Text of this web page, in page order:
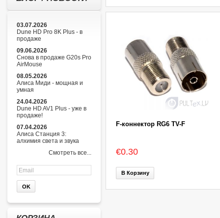
03.07.2026
Dune HD Pro 8K Plus - в
продаже
09.06.2026
Снова в продаже G20s Pro
AirMouse
08.05.2026
Алиса Миди - мощная и
умная
24.04.2026
Dune HD AV1 Plus - уже в
продаже!
07.04.2026
Алиса Станция 3:
алхимия света и звука
Смотреть все...
F-коннектор RG6 TV-F
€0.30
В Корзину